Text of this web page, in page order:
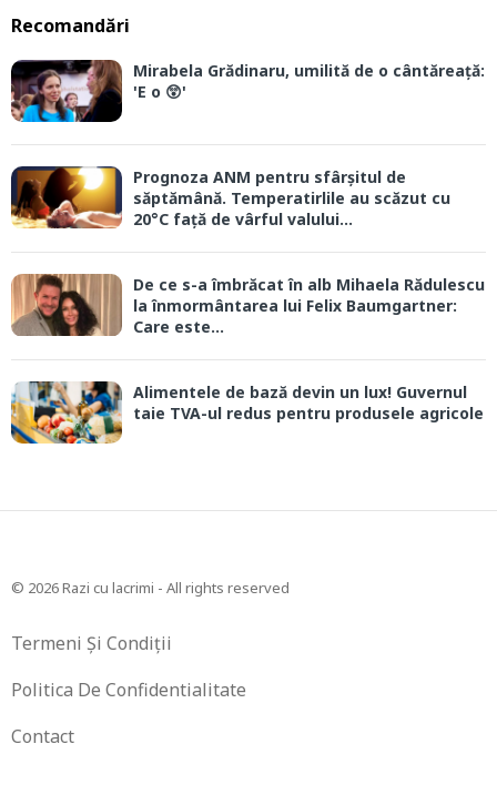
Recomandări
Mirabela Grădinaru, umilită de o cântăreață:
'E o 😲'
Prognoza ANM pentru sfârșitul de
săptămână. Temperatirlile au scăzut cu
20°C față de vârful valului...
De ce s-a îmbrăcat în alb Mihaela Rădulescu
la înmormântarea lui Felix Baumgartner:
Care este...
Alimentele de bază devin un lux! Guvernul
taie TVA-ul redus pentru produsele agricole
© 2026 Razi cu lacrimi - All rights reserved
Termeni Și Condiții
Politica De Confidentialitate
Contact